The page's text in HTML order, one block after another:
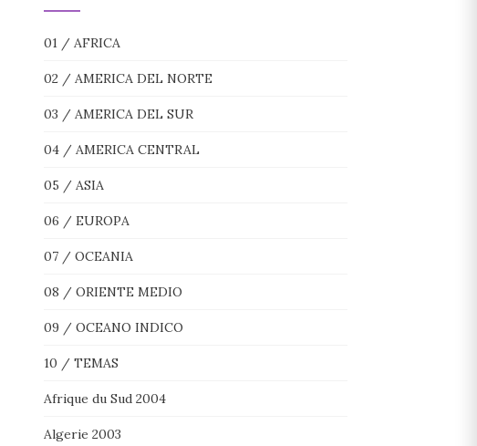
01 / AFRICA
02 / AMERICA DEL NORTE
03 / AMERICA DEL SUR
04 / AMERICA CENTRAL
05 / ASIA
06 / EUROPA
07 / OCEANIA
08 / ORIENTE MEDIO
09 / OCEANO INDICO
10 / TEMAS
Afrique du Sud 2004
Algerie 2003